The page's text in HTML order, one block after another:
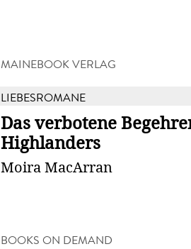
MAINEBOOK VERLAG
LIEBESROMANE
Das verbotene
Highlanders
Moira MacArran
BOOKS ON DEMAND